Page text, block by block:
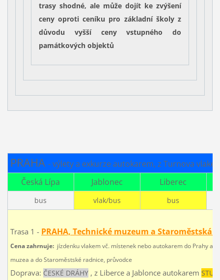
trasy shodné, ale může dojít ke zvýšení
ceny oproti ceníku pro základní školy z
důvodu vyšší ceny vstupného do
památkových objektů
PRAHA - výlety a exkurze autokarem, z Turnova
Česká Lípa
Jablonec Liberec
bus vlak/bus bus
Trasa 1 - PRAHA, Technické muzeum a Staroměstská
Cena zahrnuje: jízdenku vlakem vč. místenek nebo autokarem do Prahy a
muzea a do Staroměstské radnice, průvodce
Doprava: ČESKÉ DRÁHY, z Liberce a Jablonce autokarem